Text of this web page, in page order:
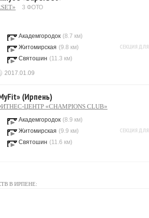
3 ФОТО
Академгородок (8.7 км)
Житомирская (9.8 км)
Святошин (11.3 км)
СЕКЦИЯ ДЛЯ
2017.01.09
(Ирпень)
ЦЕНТР «CHAMPIONS CLUB»
Академгородок (8.9 км)
Житомирская (9.9 км)
Святошин (11.6 км)
СЕКЦИЯ ДЛЯ
В ИРПЕНЕ: